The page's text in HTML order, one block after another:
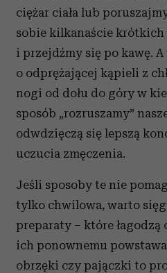
ciężar ciała lub
sobie kilkanaście
i przejdźmy się po kawę.
o odprężającej kąpieli z
nogi od dołu do góry w
sposób „rozruszamy”
odwdzięczą się lepszą
uczucia zmęczenia.
Jeśli sposoby te nie
tylko chwilowa, warto
preparaty – które
ich ponownemu
obrzęki czy pajączki to